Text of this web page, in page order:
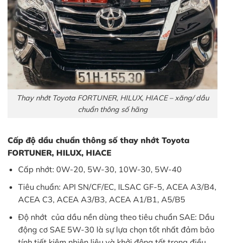
Thay nhớt Toyota FORTUNER, HILUX, HIACE – xăng/ dầu
chuẩn thông số hãng
Cấp độ dầu chuẩn thông số thay nhớt Toyota
FORTUNER, HILUX, HIACE
Cấp nhớt: 0W-20, 5W-30, 10W-30, 5W-40
Tiêu chuẩn: API SN/CF/EC, ILSAC GF-5, ACEA A3/B4,
ACEA C3, ACEA A3/B3, ACEA A1/B1, A5/B5
Độ nhớt của dầu nền dùng theo tiêu chuẩn SAE: Dầu
động cơ SAE 5W-30 là sự lựa chọn tốt nhất đảm bảo